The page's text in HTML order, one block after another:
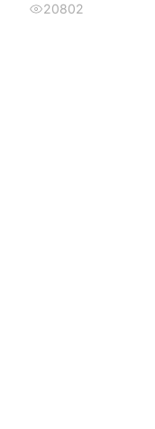
20802